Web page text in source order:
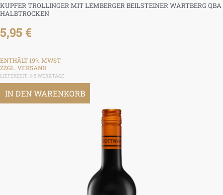
KUPFER TROLLINGER MIT LEMBERGER BEILSTEINER WARTBERG QBA
HALBTROCKEN
5,95 €
ENTHÄLT 19% MWST.
ZZGL. VERSAND
LIEFERZEIT: 3-5 WERKTAGE
IN DEN WARENKORB